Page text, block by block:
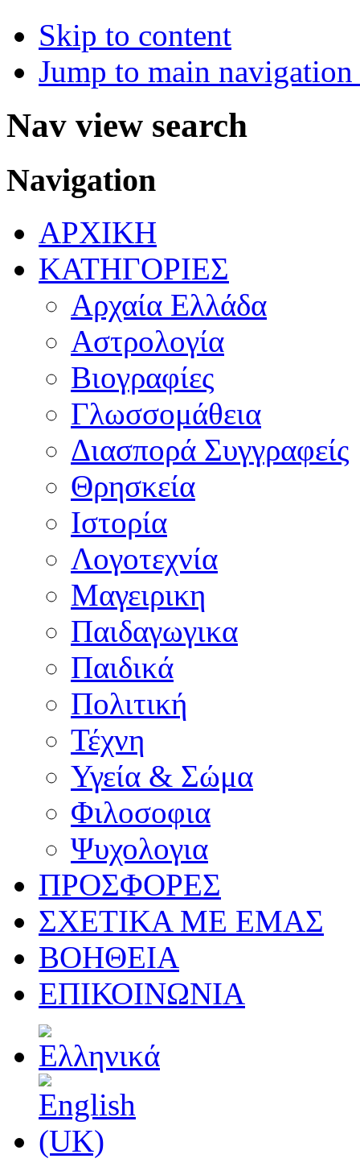
Skip to content
Jump to main
Nav view search
Navigation
ΑΡΧΙΚΗ
ΚΑΤΗΓΟΡΙΕΣ
Αρχαία Ελλάδα
Αστρολογία
Βιογραφίες
Γλωσσομάθεια
Διασπορά Συγγραφείς
Θρησκεία
Ιστορία
Λογοτεχνία
Μαγειρικη
Παιδαγωγικα
Παιδικά
Πολιτική
Τέχνη
Υγεία & Σώμα
Φιλοσοφια
Ψυχολογια
ΠΡΟΣΦΟΡΕΣ
ΣΧΕΤΙΚΑ ΜΕ ΕΜΑΣ
ΒΟΗΘΕΙΑ
ΕΠΙΚΟΙΝΩΝΙΑ